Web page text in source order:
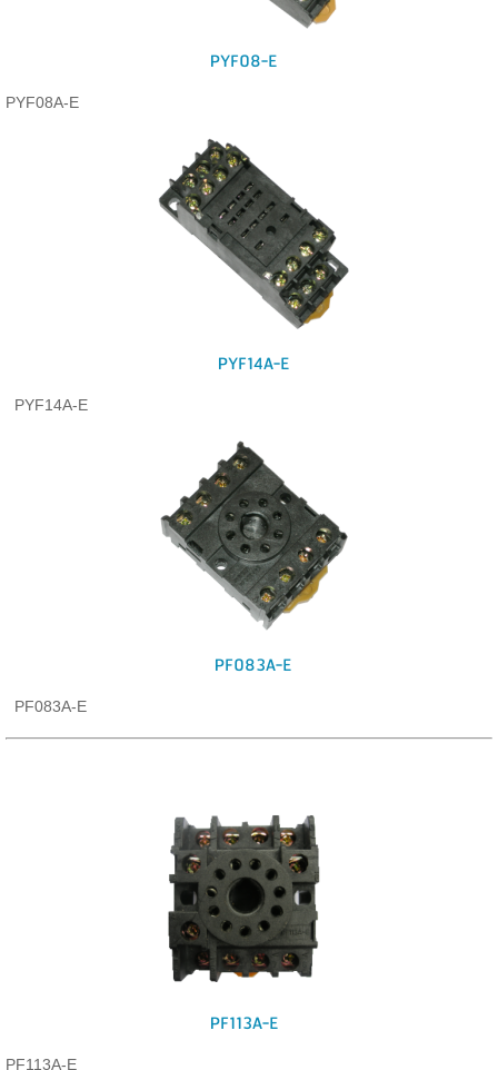
PYF08-E
PYF08A-E
PYF14A-E
PYF14A-E
PF083A-E
PF083A-E
PF113A-E
PF113A-E